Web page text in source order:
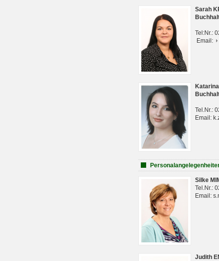
Sarah
Tel:Nr.:
Email:
Tel.Nr.:
Email:
Silke
Tel.Nr.:
Email:
Judith